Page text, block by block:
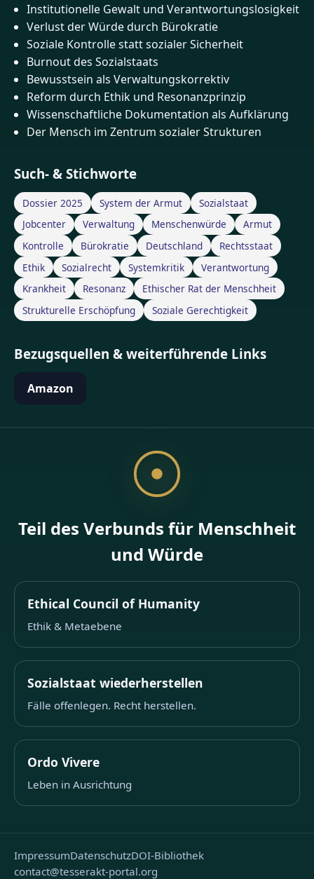
Institutionelle Gewalt und Verantwortungslosigkeit
Verlust der Würde durch Bürokratie
Soziale Kontrolle statt sozialer Sicherheit
Burnout des Sozialstaats
Bewusstsein als Verwaltungskorrektiv
Reform durch Ethik und Resonanzprinzip
Wissenschaftliche Dokumentation als Aufklärung
Der Mensch im Zentrum sozialer Strukturen
Such- & Stichworte
Dossier 2025 System der Armut
Sozialstaat
Jobcenter
Verwaltung Menschenwürde
Armut
Kontrolle
Bürokratie Deutschland
Rechtsstaat
Ethik
Sozialrecht Systemkritik
Verantwortung
Krankheit
Resonanz
Ethischer Rat der Menschheit
Strukturelle Erschöpfung
Soziale Gerechtigkeit
Bezugsquellen & weiterführende Links
Amazon
Teil des Verbunds für Menschheit
und Würde
Ethical Council of Humanity
Ethik & Metaebene
Sozialstaat wiederherstellen
Fälle offenlegen. Recht herstellen.
Ordo Vivere
Leben in Ausrichtung
ImpressumDatenschutzDOI-Bibliothek
contact@tesserakt-portal.org